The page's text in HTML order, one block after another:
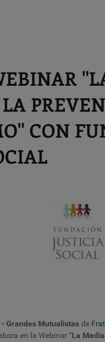
CON
Grandes Mutualistas de
en la Webinar “La